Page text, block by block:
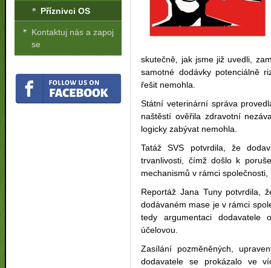
skutečně, jak jsme již uvedli,
samotné dodávky potenciálně
řešit nemohla.
Státní veterinární správa
naštěstí ověřila zdravotní
logicky zabývat nemohla.
Tatáž SVS potvrdila, že
trvanlivosti, čímž došlo k
mechanismů v rámci
Reportáž Jana Tuny potvrdila,
dodávaném mase je v rámci
tedy argumentaci dodavatele
účelovou.
Zasílání pozměněných,
dodavatele se prokázalo ve
Příznivci OS
Kontaktuj nás a zapoj
se